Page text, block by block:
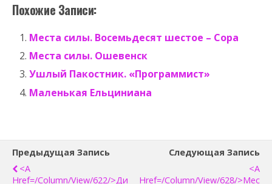
Похожие Записи:
Места силы. Восемьдесят шестое – Сора
Места силы. Ошевенск
Ушлый Пакостник. «Программист»
Маленькая Ельциниана
Предыдущая Запись
<a
Href=/column/view/622/>Ди
Следующая Запись
<a
Href=/column/view/628/>Мес